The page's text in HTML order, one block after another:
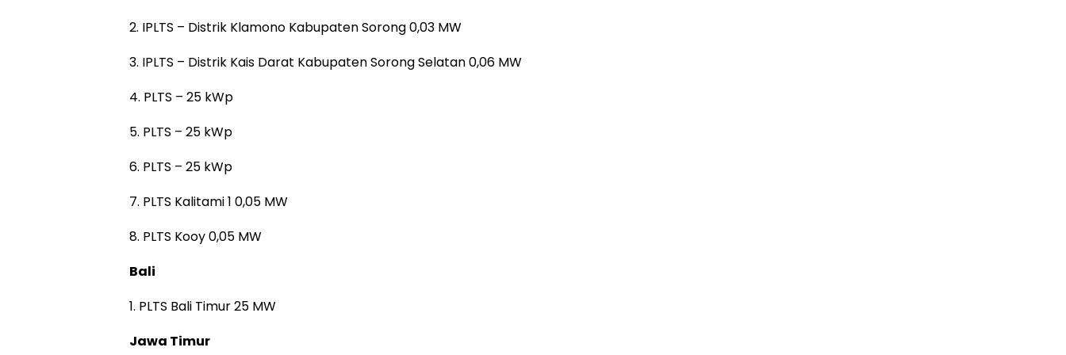
2. IPLTS – Distrik Klamono Kabupaten Sorong 0,03 MW
3. IPLTS – Distrik Kais Darat Kabupaten Sorong Selatan 0,06 MW
4. PLTS – 25 kWp
5. PLTS – 25 kWp
6. PLTS – 25 kWp
7. PLTS Kalitami 1 0,05 MW
8. PLTS Kooy 0,05 MW
Bali
1. PLTS Bali Timur 25 MW
Jawa Timur